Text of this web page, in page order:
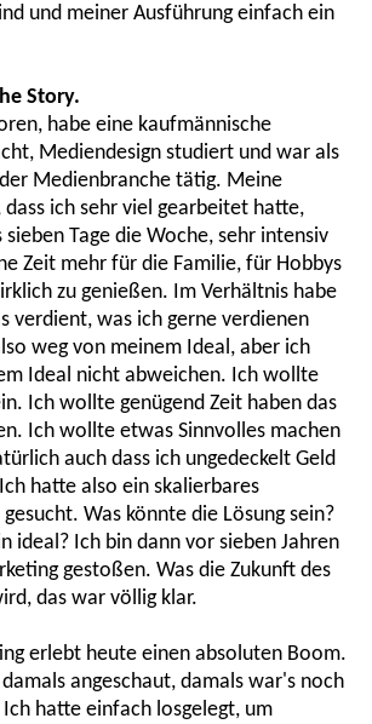
und meiner Ausführung einfach ein
Story.
habe eine kaufmännische
Mediendesign studiert und war als
Medienbranche tätig. Meine
ich sehr viel gearbeitet hatte,
Tage die Woche, sehr intensiv
Zeit mehr für die Familie, für Hobbys
zu genießen. Im Verhältnis habe
verdient, was ich gerne verdienen
weg von meinem Ideal, aber ich
Ideal nicht abweichen. Ich wollte
Ich wollte genügend Zeit haben das
Ich wollte etwas Sinnvolles machen
auch dass ich ungedeckelt Geld
hatte also ein skalierbares
Was könnte die Lösung sein?
ideal? Ich bin dann vor sieben Jahren
gestoßen. Was die Zukunft des
das war völlig klar.
erlebt heute einen absoluten Boom.
damals angeschaut, damals war's noch
hatte einfach losgelegt, um